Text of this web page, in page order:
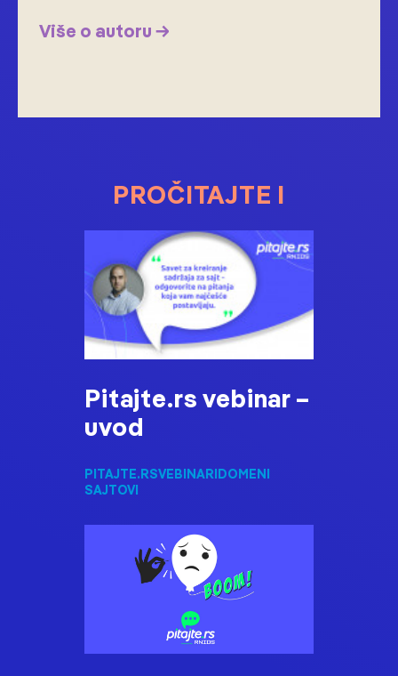
Više o autoru →
PROČITAJTE I
Pitajte.rs vebinar –
uvod
PITAJTE.RSVEBINARIDOMENI
SAJTOVI